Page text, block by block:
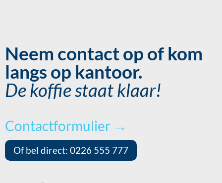
Neem contact op of kom
langs op kantoor.
De koffie staat klaar!
Contactformulier →
Of bel direct: 0226 555 777